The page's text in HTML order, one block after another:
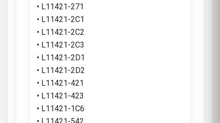
• L11421-271
• L11421-2C1
• L11421-2C2
• L11421-2C3
• L11421-2D1
• L11421-2D2
• L11421-421
• L11421-423
• L11421-1C6